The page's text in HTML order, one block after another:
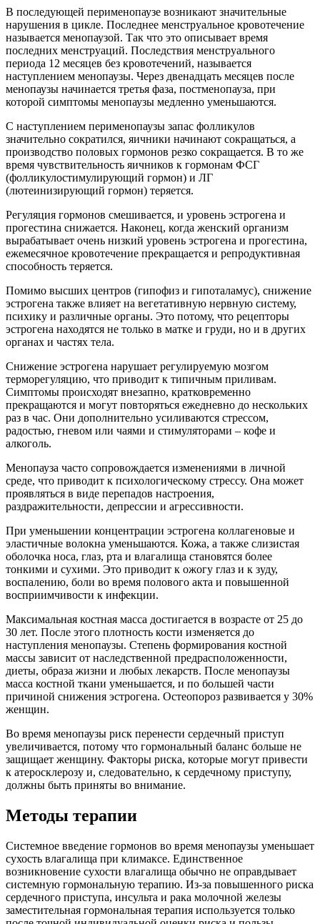
В последующей перименопаузе возникают значительные
нарушения в цикле. Последнее менструальное кровотечение
называется менопаузой. Так что это описывает время
последних менструаций. Последствия менструального
периода 12 месяцев без кровотечений, называется
наступлением менопаузы. Через двенадцать месяцев после
менопаузы начинается третья фаза, постменопауза, при
которой симптомы менопаузы медленно уменьшаются.
С наступлением перименопаузы запас фолликулов
значительно сократился, яичники начинают сокращаться, а
производство половых гормонов резко сокращается. В то же
время чувствительность яичников к гормонам ФСГ
(фолликулостимулирующий гормон) и ЛГ
(лютеинизирующий гормон) теряется.
Регуляция гормонов смешивается, и уровень эстрогена и
прогестина снижается. Наконец, когда женский организм
вырабатывает очень низкий уровень эстрогена и прогестина,
ежемесячное кровотечение прекращается и репродуктивная
способность теряется.
Помимо высших центров (гипофиз и гипоталамус), снижение
эстрогена также влияет на вегетативную нервную систему,
психику и различные органы. Это потому, что рецепторы
эстрогена находятся не только в матке и груди, но и в других
органах и частях тела.
Снижение эстрогена нарушает регулируемую мозгом
терморегуляцию, что приводит к типичным приливам.
Симптомы происходят внезапно, кратковременно
прекращаются и могут повторяться ежедневно до нескольких
раз в час. Они дополнительно усиливаются стрессом,
радостью, гневом или чаями и стимуляторами – кофе и
алкоголь.
Менопауза часто сопровождается изменениями в личной
среде, что приводит к психологическому стрессу. Она может
проявляться в виде перепадов настроения,
раздражительности, депрессии и агрессивности.
При уменьшении концентрации эстрогена коллагеновые и
эластичные волокна уменьшаются. Кожа, а также слизистая
оболочка носа, глаз, рта и влагалища становятся более
тонкими и сухими. Это приводит к ожогу глаз и к зуду,
воспалению, боли во время полового акта и повышенной
восприимчивости к инфекции.
Максимальная костная масса достигается в возрасте от 25 до
30 лет. После этого плотность кости изменяется до
наступления менопаузы. Степень формирования костной
массы зависит от наследственной предрасположенности,
диеты, образа жизни и любых лекарств. После менопаузы
масса костной ткани уменьшается, и по большей части
причиной снижения эстрогена. Остеопороз развивается у 30%
женщин.
Во время менопаузы риск перенести сердечный приступ
увеличивается, потому что гормональный баланс больше не
защищает женщину. Факторы риска, которые могут привести
к атеросклерозу и, следовательно, к сердечному приступу,
должны быть приняты во внимание.
Методы терапии
Системное введение гормонов во время менопаузы уменьшает
сухость влагалища при климаксе. Единственное
возникновение сухости влагалища обычно не оправдывает
системную гормональную терапию. Из-за повышенного риска
сердечного приступа, инсульта и рака молочной железы
заместительная гормональная терапия используется только